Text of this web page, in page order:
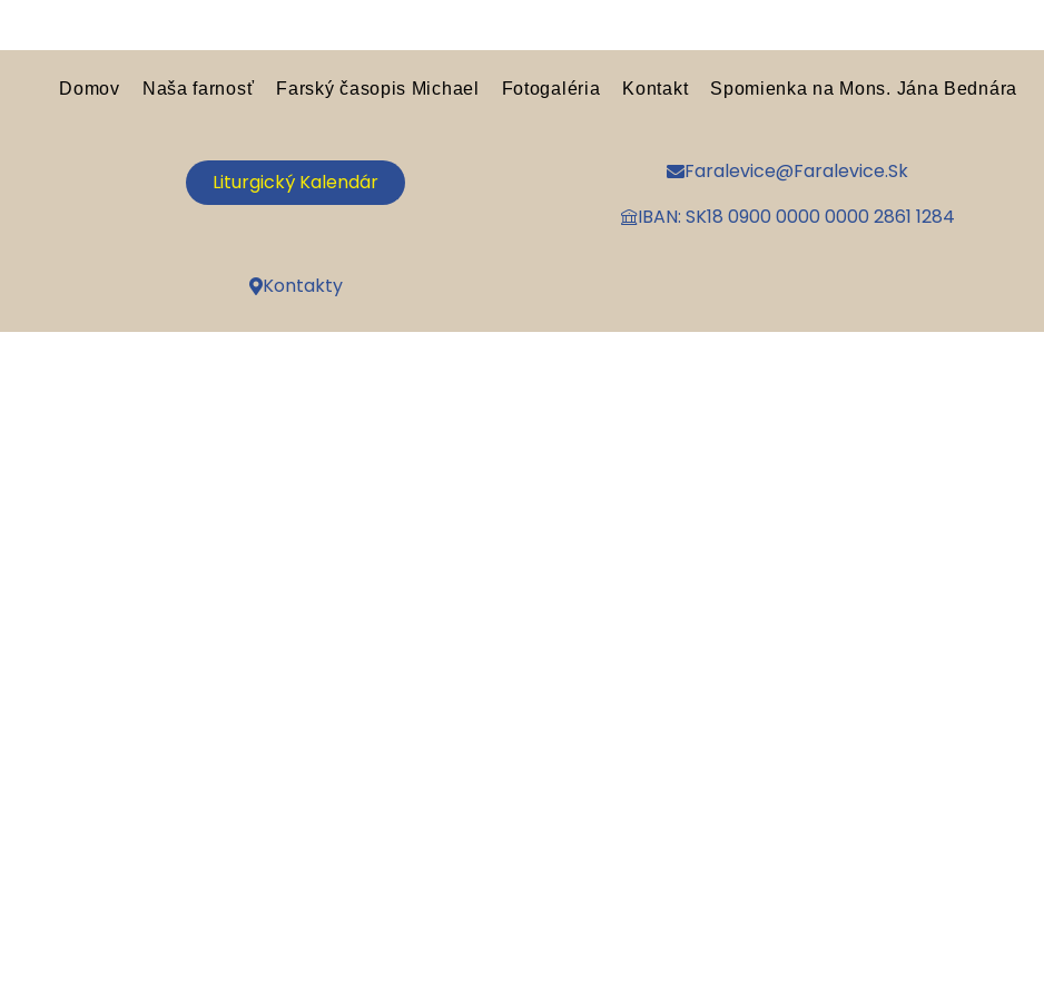
Domov Naša farnosť Farský časopis Michael Fotogaléria Kontakt Spomienka na Mons. Jána Bednára
Liturgický Kalendár
Faralevice@faralevice.sk
IBAN: SK18 0900 0000 0000 2861 1284
Kontakty